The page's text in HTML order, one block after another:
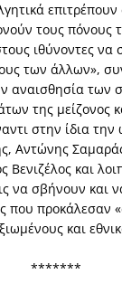
τους πόνους
ιθύνοντες
των άλλων»,
αναισθησία των
της μείζονος
στην ίδια
Αντώνης
Βενιζέλος και
να σβήνουν και
που προκάλεσαν
και
*******